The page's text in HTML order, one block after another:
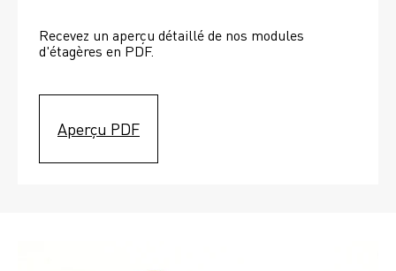
Recevez un aperçu détaillé de nos modules
d'étagères en PDF.
Aperçu PDF